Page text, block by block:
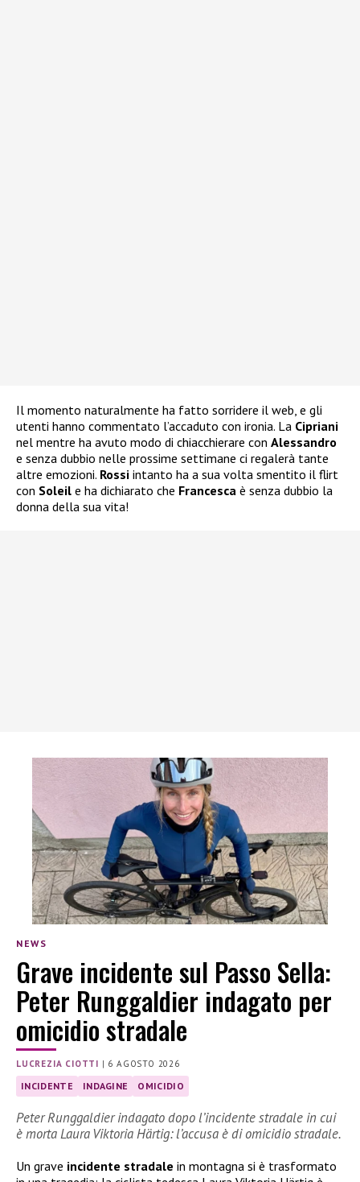
Il momento naturalmente ha fatto sorridere il web, e gli
utenti hanno commentato l’accaduto con ironia. La Cipriani
nel mentre ha avuto modo di chiacchierare con Alessandro
e senza dubbio nelle prossime settimane ci regalerà tante
altre emozioni. Rossi intanto ha a sua volta smentito il flirt
con Soleil e ha dichiarato che Francesca è senza dubbio la
donna della sua vita!
NEWS
Grave incidente sul Passo Sella:
Peter Runggaldier indagato per
omicidio stradale
LUCREZIA CIOTTI | 6 AGOSTO 2026
INCIDENTE INDAGINE OMICIDIO
Peter Runggaldier indagato dopo l’incidente stradale in cui
è morta Laura Viktoria Härtig: l’accusa è di omicidio stradale.
Un grave incidente stradale in montagna si è trasformato